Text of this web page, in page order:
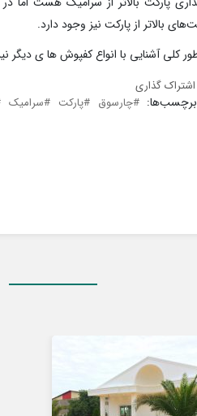
بالاتر از پارکت نیز وجود دارد.
کلی آشنایی با انواع کفپوش ها ی دیگر
اشتراک گذاری
برچسب‌ها: چارسوق پارکت سرامیک